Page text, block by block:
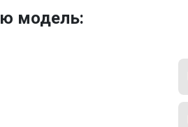
модель: